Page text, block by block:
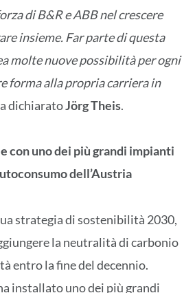
di B&R e ABB nel crescere
insieme. Far parte di questa
molte nuove possibilità per ogni
forma alla propria carriera in
dichiaratoJörg Theis.
con uno dei più grandi impianti
dell’Austria
strategia di sostenibilità 2030,
la neutralità di carbonio
entro la fine del decennio.
installato uno dei più grandi